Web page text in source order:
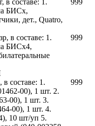
БИСх,
дет., Quatro,
в составе: 1.
БИСх4,
999
составе: 1.
00), 1 шт. 2.
00), 1 шт. 3.
00), 1 шт. 4.
10 шт/уп 5.
999